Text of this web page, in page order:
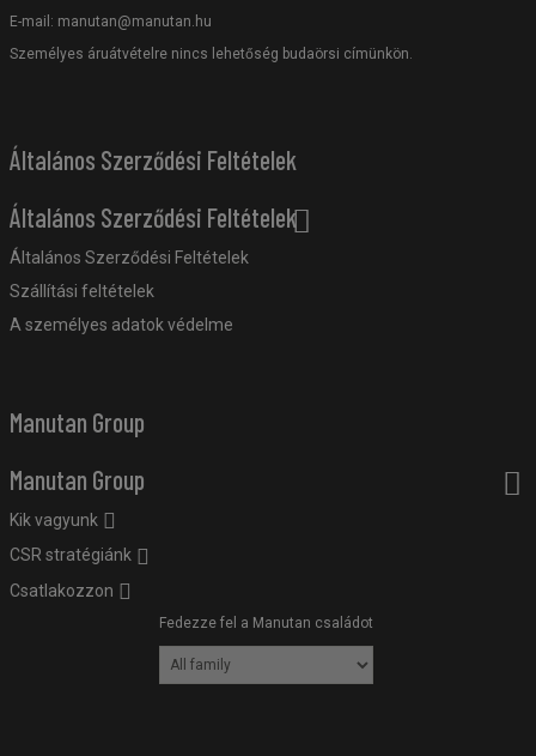
E-mail: manutan@manutan.hu
Személyes áruátvételre nincs lehetőség budaörsi címünkön.
Általános Szerződési Feltételek
Általános Szerződési Feltételek
Általános Szerződési Feltételek
Szállítási feltételek
A személyes adatok védelme
Manutan Group
Manutan Group
Kik vagyunk
CSR stratégiánk
Csatlakozzon
Fedezze fel a Manutan családot